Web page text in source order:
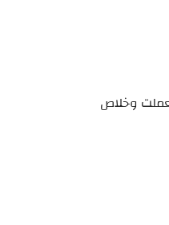
وخلاص